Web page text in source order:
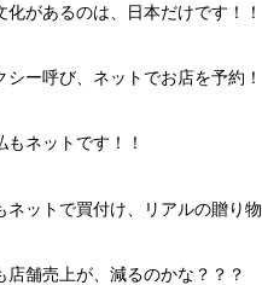
化があるのは、 日本だけです！！
シー呼び、 ネット でお店を予約！
もネット です！！
ネットで買付け リアルの贈り物
店舗売上が、 減るのかな？？？